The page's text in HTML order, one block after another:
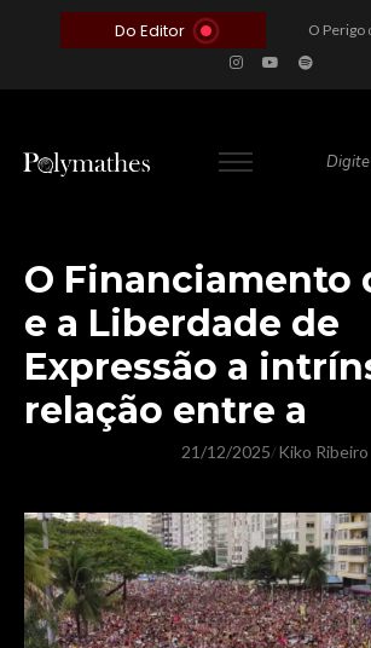
Do Editor A Roleta da Miséria: Quando a Devoção Cega Encontra o Link na Bio. A Queda do Brasileiro Pelas Mãos de Seus Influencers. O Perigo da Ideologia Desenfreada na Justiça: Quando a Pauta Política Substitui a Pena Criminal
O Financiamento
e a Liberdade de
Expressão a
relação entre a
21/12/2025/ Kiko Ribeiro